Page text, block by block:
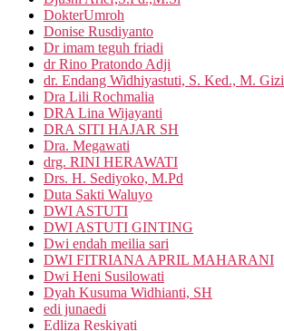
DokterUmroh
Donise Rusdiyanto
Dr imam teguh friadi
dr Rino Pratondo Adji
dr. Endang Widhiyastuti, S. Ked., M. Gizi
Dra Lili Rochmalia
DRA Lina Wijayanti
DRA SITI HAJAR SH
Dra. Megawati
drg. RINI HERAWATI
Drs. H. Sediyoko, M.Pd
Duta Sakti Waluyo
DWI ASTUTI
DWI ASTUTI GINTING
Dwi endah meilia sari
DWI FITRIANA APRIL MAHARANI
Dwi Heni Susilowati
Dyah Kusuma Widhianti, SH
edi junaedi
Edliza Reskiyati